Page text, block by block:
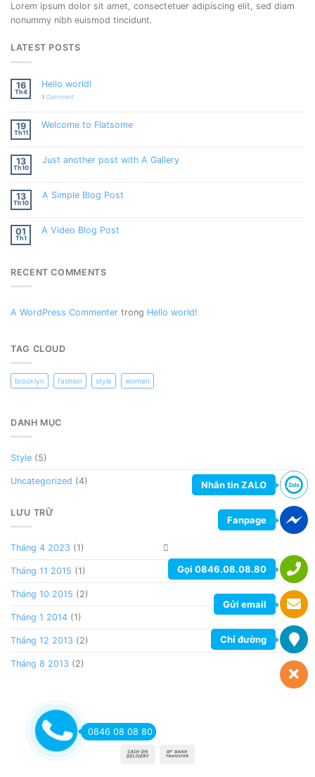
Lorem ipsum dolor sit amet, consectetuer adipiscing elit, sed diam
nonummy nibh euismod tincidunt.
LATEST POSTS
16
Th4
Hello world!
1Comment
19
Th11
Welcome to Flatsome
13
Th10
Just another post with A Gallery
13
Th10
A Simple Blog Post
01
Th1
A Video Blog Post
RECENT COMMENTS
A WordPress Commenter trong Hello world!
TAG CLOUD
brooklyn fashion style women
DANH MỤC
Style (5)
Uncategorized (4)
LƯU TRỮ
Tháng 4 2023 (1)
Tháng 11 2015 (1)
Tháng 10 2015 (2)
Tháng 1 2014 (1)
Tháng 12 2013 (2)
Tháng 8 2013 (2)
0846 08 08 80
Nhắn tin ZALO
Fanpage
Gọi 0846.08.08.80
Gửi email
Chỉ đường